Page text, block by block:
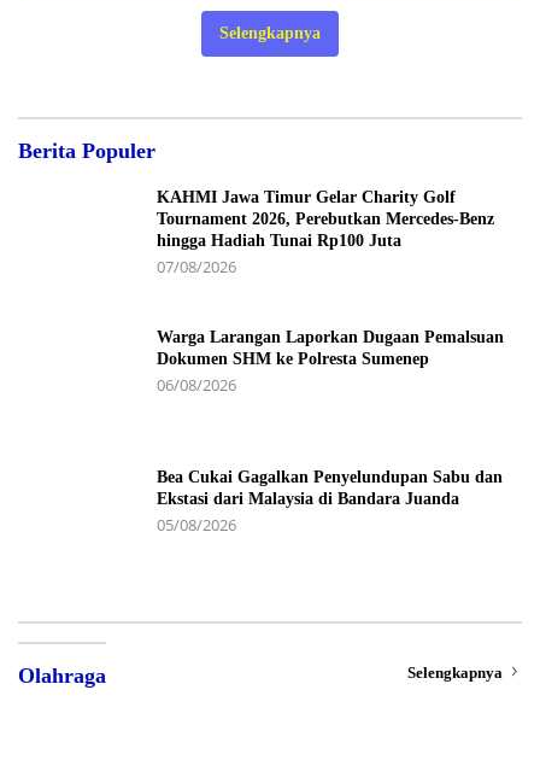
Selengkapnya
Berita Populer
KAHMI Jawa Timur Gelar Charity Golf
Tournament 2026, Perebutkan Mercedes-Benz
hingga Hadiah Tunai Rp100 Juta
07/08/2026
Warga Larangan Laporkan Dugaan Pemalsuan
Dokumen SHM ke Polresta Sumenep
06/08/2026
Bea Cukai Gagalkan Penyelundupan Sabu dan
Ekstasi dari Malaysia di Bandara Juanda
05/08/2026
Olahraga Selengkapnya